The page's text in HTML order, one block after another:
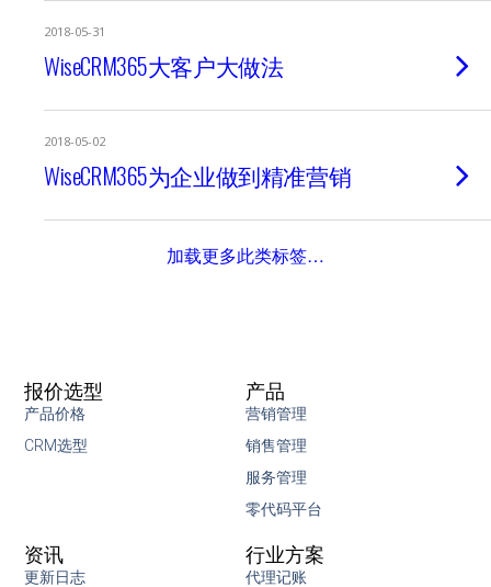
2018-05-31
WiseCRM365大客户大做法
2018-05-02
WiseCRM365为企业做到精准营销
加载更多此类标签…
产品
营销管理
销售管理
服务管理
零代码平台
报价选型
产品价格
CRM选型
行业方案
代理记账
资讯
更新日志